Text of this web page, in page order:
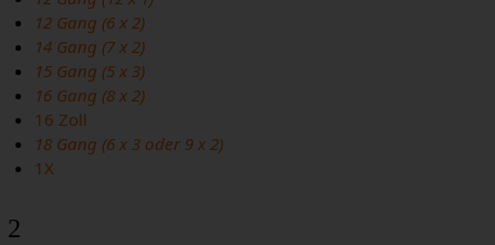
12 Gang (6 x 2)
14 Gang (7 x 2)
15 Gang (5 x 3)
16 Gang (8 x 2)
16 Zoll
18 Gang (6 x 3 oder 9 x 2)
1X
2